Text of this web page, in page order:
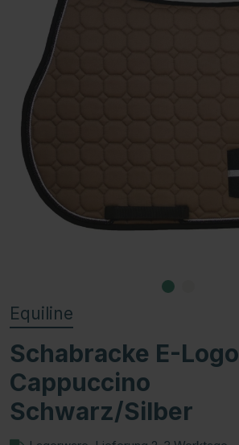
Equiline
Schabracke E-Logo
Cappuccino
Schwarz/Silber